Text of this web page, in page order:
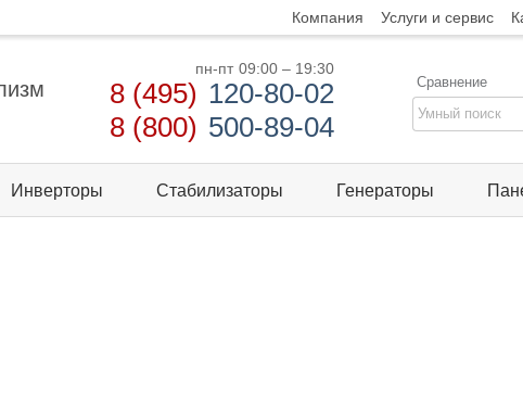
Компания Услуги и сервис
пн-пт 09:00 – 19:30
8 (495) 120-80-02
8 (800) 500-89-04
Сравнение
Инверторы Стабилизаторы Генераторы